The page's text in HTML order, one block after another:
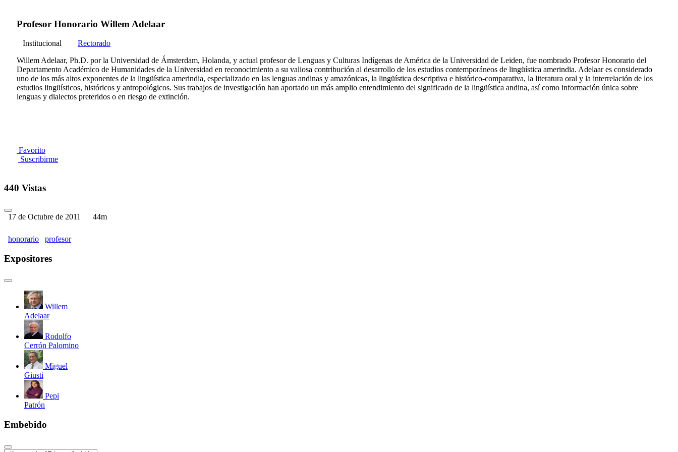
Profesor Honorario Willem Adelaar
Institucional
Rectorado
Willem Adelaar, Ph.D. por la Universidad de Ámsterdam, Holanda, y actual profesor de Lenguas y Culturas Indígenas de América de la Universidad de Leiden, fue nombrado Profesor Honorario del
Departamento Académico de Humanidades de la Universidad en reconocimiento a su valiosa contribución al desarrollo de los estudios contemporáneos de lingüística amerindia. Adelaar es considerado
uno de los más altos exponentes de la lingüística amerindia, especializado en las lenguas andinas y amazónicas, la lingüística descriptiva e histórico-comparativa, la literatura oral y la interrelación de los
estudios lingüísticos, históricos y antropológicos. Sus trabajos de investigación han aportado un más amplio entendimiento del significado de la lingüística andina, así como información única sobre
lenguas y dialectos preteridos o en riesgo de extinción.
Favorito
Suscribirme
440 Vistas
17 de Octubre de 2011 44m
honorario profesor
Expositores
Willem
Adelaar
Rodolfo
Cerrón Palomino
Miguel
Giusti
Pepi
Patrón
Embebido